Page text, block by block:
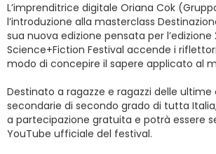
L’imprenditrice digitale Oriana Cok
l’introduzione alla masterclass
sua nuova edizione pensata per l’edizione
Science+Fiction Festival accende i
modo di concepire il sapere applicato al
Destinato a ragazze e ragazzi delle ultime
secondarie di secondo grado di tutta
a partecipazione gratuita e potrà essere
YouTube ufficiale del festival.